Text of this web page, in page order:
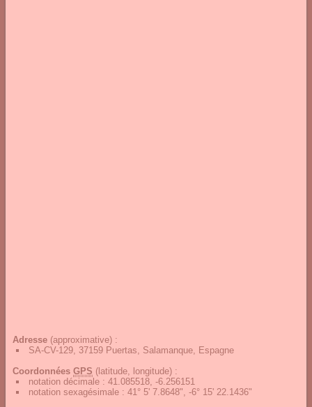
Adresse (approximative) :
SA-CV-129, 37159 Puertas, Salamanque, Espagne
Coordonnées GPS (latitude, longitude) :
notation décimale : 41.085518, -6.256151
notation sexagésimale : 41° 5' 7.8648", -6° 15' 22.1436"